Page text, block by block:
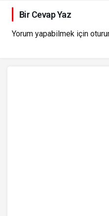
Bir Cevap Yaz
Yorum yapabilmek için